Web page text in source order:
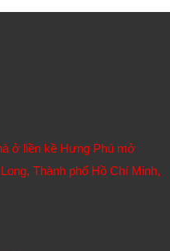
ở liền kề Hưng Phú mở
Thành phố Hồ Chí Minh,